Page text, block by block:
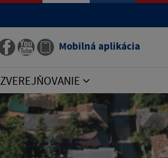
Mobilná aplikácia
ZVEREJŇOVANIE